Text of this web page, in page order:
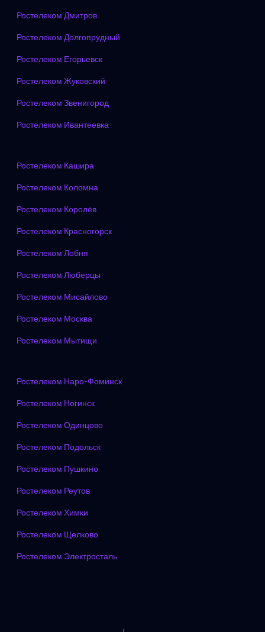
Ростелеком Дмитров
Ростелеком Долгопрудный
Ростелеком Егорьевск
Ростелеком Жуковский
Ростелеком Звенигород
Ростелеком Ивантеевка
Ростелеком Кашира
Ростелеком Коломна
Ростелеком Королёв
Ростелеком Красногорск
Ростелеком Лобня
Ростелеком Люберцы
Ростелеком Мисайлово
Ростелеком Москва
Ростелеком Мытищи
Ростелеком Наро-Фоминск
Ростелеком Ногинск
Ростелеком Одинцово
Ростелеком Подольск
Ростелеком Пушкино
Ростелеком Реутов
Ростелеком Химки
Ростелеком Щелково
Ростелеком Электросталь